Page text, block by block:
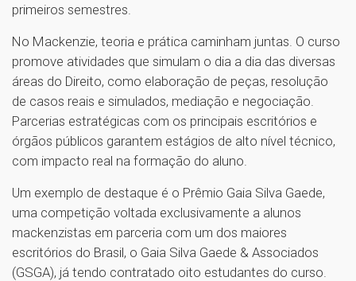
primeiros semestres.
No Mackenzie, teoria e prática caminham juntas. O curso
promove atividades que simulam o dia a dia das diversas
áreas do Direito, como elaboração de peças, resolução
de casos reais e simulados, mediação e negociação.
Parcerias estratégicas com os principais escritórios e
órgãos públicos garantem estágios de alto nível técnico,
com impacto real na formação do aluno.
Um exemplo de destaque é o Prêmio Gaia Silva Gaede,
uma competição voltada exclusivamente a alunos
mackenzistas em parceria com um dos maiores
escritórios do Brasil, o Gaia Silva Gaede & Associados
(GSGA), já tendo contratado oito estudantes do curso.